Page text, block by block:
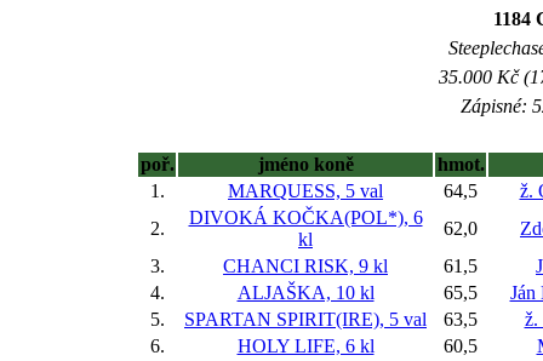
1184
35.000 Kč
Zápisné:
poř. jméno koně
hmot.
1.
MARQUESS, 5 val 64,5
ž.
2.
DIVOKÁ KOČKA(POL*), 6
kl
62,0
3.
CHANCI RISK, 9 kl 61,5
4.
ALJAŠKA, 10 kl 65,5
Ján
5.
SPARTAN SPIRIT(IRE), 5 val 63,5
ž.
6.
HOLY LIFE, 6 kl 60,5